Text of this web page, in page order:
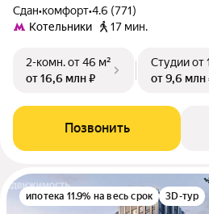
Сдан•комфорт•4.6 (771)
Котельники
17 мин.
2-комн.от 46 м²
от 16,6 млн ₽
Студииот
от 9,6 млн
Позвонить
ипотека 11.9% на весь срок 3D-тур